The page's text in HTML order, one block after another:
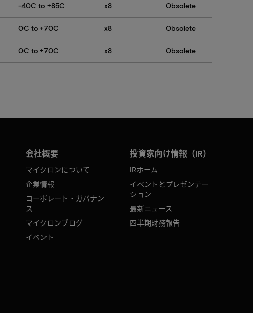
-40C to +85C x8 Obsolete
0C to +70C x8 Obsolete
0C to +70C x8 Obsolete
会社概要
マイクロンについて
企業情報
コーポレート・ガバナン
ス
マイクロンブログ
イベント
投資家向け情報（IR）
IRホーム
イベントとプレゼンテー
ション
最新ニュース
四半期財務報告